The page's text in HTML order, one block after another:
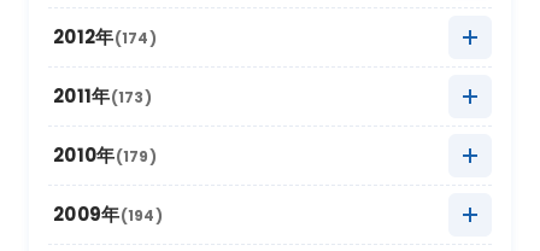
2022年2月 (6)
2021年3月
2021年2月 (7)
2020年4月
2020年3月
2020年2月 (15)
2019年5月 (20)
2019年4月
2019年3月
2019年2月 (6)
2018年6月 (6)
2018年5月 (16)
2018年4月
2018年3月
2018年2月 (10)
2017年7月 (11)
2017年6月 (4)
2017年5月 (15)
2017年4月
2016年9月 (9)
2016年7月 (13)
2016年6月 (7)
2016年5月 (16)
2015年10月
2015年9月 (15)
2015年7月 (14)
2015年6月 (9)
2014年11月
2014年10月
2014年9月 (13)
2014年7月 (8)
2013年12月 (8)
2013年11月
2013年10月
2013年9月 (17)
2012年(174)
2012年12月 (11)
2012年11月
2012年10月
2012年9月 (18)
2011年(173)
2011年12月 (14)
2011年11月
2010年(179)
2010年12月 (15)
2009年(194)